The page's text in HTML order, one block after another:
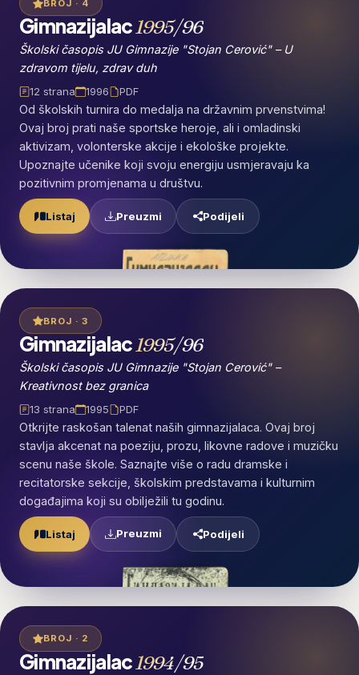
BROJ · 4
Gimnazijalac1995/96
Školski časopis JU Gimnazije "Stojan Cerović" – U
zdravom tijelu, zdrav duh
12 strana 1996 PDF
Od školskih turnira do medalja na državnim prvenstvima!
Ovaj broj prati naše sportske heroje, ali i omladinski
aktivizam, volonterske akcije i ekološke projekte.
Upoznajte učenike koji svoju energiju usmjeravaju ka
pozitivnim promjenama u društvu.
Listaj Preuzmi Podijeli
BROJ · 3
Gimnazijalac1995/96
Školski časopis JU Gimnazije "Stojan Cerović" –
Kreativnost bez granica
13 strana 1995 PDF
Otkrijte raskošan talenat naših gimnazijalaca. Ovaj broj
stavlja akcenat na poeziju, prozu, likovne radove i muzičku
scenu naše škole. Saznajte više o radu dramske i
recitatorske sekcije, školskim predstavama i kulturnim
događajima koji su obilježili tu godinu.
Listaj Preuzmi Podijeli
BROJ · 2
Gimnazijalac 1994/95